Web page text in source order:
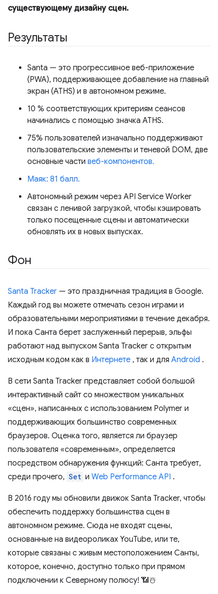
существующему дизайну сцен.
Результаты
Santa — это прогрессивное веб-приложение
(PWA), поддерживающее добавление на главный
экран (ATHS) и в автономном режиме.
10 % соответствующих критериям сеансов
начинались с помощью значка ATHS.
75% пользователей изначально поддерживают
пользовательские элементы и теневой DOM, две
основные части веб-компонентов.
Маяк: 81 балл.
Автономный режим через API Service Worker
связан с ленивой загрузкой, чтобы кэшировать
только посещенные сцены и автоматически
обновлять их в новых выпусках.
Фон
Santa Tracker — это праздничная традиция в Google.
Каждый год вы можете отмечать сезон играми и
образовательными мероприятиями в течение декабря.
И пока Санта берет заслуженный перерыв, эльфы
работают над выпуском Santa Tracker с открытым
исходным кодом как в Интернете , так и для Android .
В сети Santa Tracker представляет собой большой
интерактивный сайт со множеством уникальных
«сцен», написанных с использованием Polymer и
поддерживающих большинство современных
браузеров. Оценка того, является ли браузер
пользователя «современным», определяется
посредством обнаружения функций: Санта требует,
среди прочего, Set и Web Performance API .
В 2016 году мы обновили движок Santa Tracker, чтобы
обеспечить поддержку большинства сцен в
автономном режиме. Сюда не входят сцены,
основанные на видеороликах YouTube, или те,
которые связаны с живым местоположением Санты,
которое, конечно, доступно только при прямом
подключении к Северному полюсу! 📶☃️